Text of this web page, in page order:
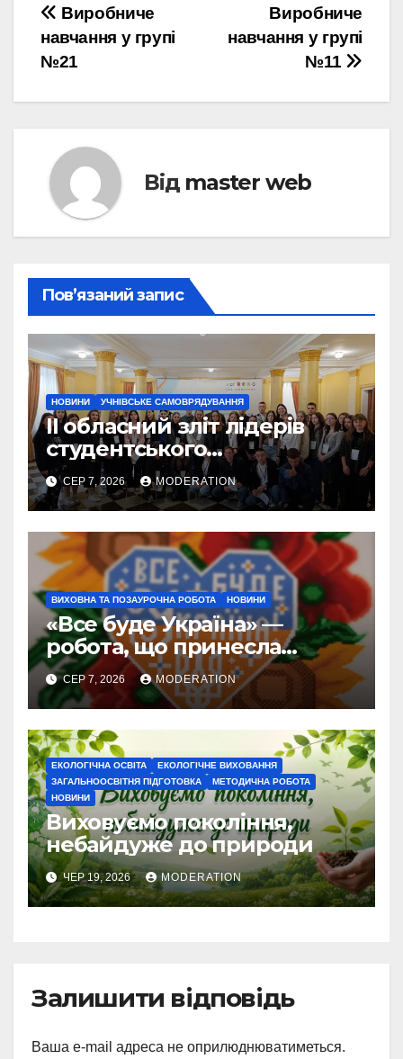
Навігація
записів
Виробниче
навчання у групі
№11
Виробниче
навчання у групі
№21
Від master web
Пов’язаний запис
НОВИНИ УЧНІВСЬКЕ САМОВРЯДУВАННЯ
II обласний зліт лідерів
студентського
самоврядування
“Молодіжне
самоврядування: сучасний
погляд, стратегія,
практика”
СЕР 7, 2026 MODERATION
ВИХОВНА ТА ПОЗАУРОЧНА РОБОТА НОВИНИ
«Все буде Україна» —
робота, що принесла
перемогу
СЕР 7, 2026 MODERATION
ЕКОЛОГІЧНА ОСВІТА
ЕКОЛОГІЧНЕ ВИХОВАННЯ
ЗАГАЛЬНООСВІТНЯ ПІДГОТОВКА
МЕТОДИЧНА РОБОТА
НОВИНИ
Виховуємо покоління,
небайдуже до природи
ЧЕР 19, 2026 MODERATION
Залишити відповідь
Ваша e-mail адреса не оприлюднюватиметься.